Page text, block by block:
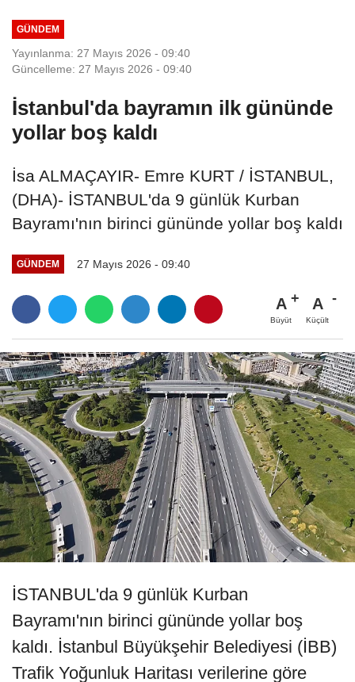
GÜNDEM
Yayınlanma: 27 Mayıs 2026 - 09:40
Güncelleme: 27 Mayıs 2026 - 09:40
İstanbul'da bayramın ilk gününde
yollar boş kaldı
İsa ALMAÇAYIR- Emre KURT / İSTANBUL,
(DHA)- İSTANBUL'da 9 günlük Kurban
Bayramı'nın birinci gününde yollar boş kaldı
GÜNDEM 27 Mayıs 2026 - 09:40
A
Büyüt
A
Küçült
İSTANBUL'da 9 günlük Kurban
Bayramı'nın birinci gününde yollar boş
kaldı. İstanbul Büyükşehir Belediyesi (İBB)
Trafik Yoğunluk Haritası verilerine göre